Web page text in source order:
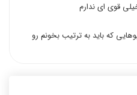
قوی ای ندارم
که باید به ترتیب بخونم رو